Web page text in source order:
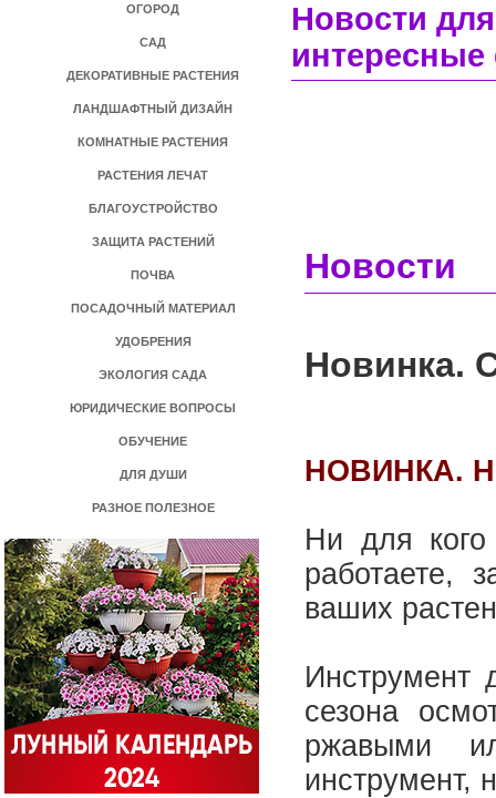
ОГОРОД
САД
ДЕКОРАТИВНЫЕ РАСТЕНИЯ
ЛАНДШАФТНЫЙ ДИЗАЙН
КОМНАТНЫЕ РАСТЕНИЯ
РАСТЕНИЯ ЛЕЧАТ
БЛАГОУСТРОЙСТВО
ЗАЩИТА РАСТЕНИЙ
ПОЧВА
ПОСАДОЧНЫЙ МАТЕРИАЛ
УДОБРЕНИЯ
ЭКОЛОГИЯ САДА
ЮРИДИЧЕСКИЕ ВОПРОСЫ
ОБУЧЕНИЕ
ДЛЯ ДУШИ
РАЗНОЕ ПОЛЕЗНОЕ
Новости
Новости
Новинка.
НОВИНКА.
Ни для кого
работаете,
ваших
сезона
ржавыми
инструмент,